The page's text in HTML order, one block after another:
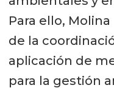
Para ello,
de la
aplicación de
para la gestión